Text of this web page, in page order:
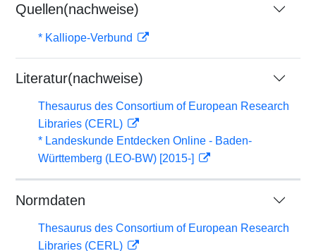
Quellen(nachweise)
* Kalliope-Verbund
Literatur(nachweise)
Thesaurus des Consortium of European Research
Libraries (CERL)
* Landeskunde Entdecken Online - Baden-
Württemberg (LEO-BW) [2015-]
Normdaten
Thesaurus des Consortium of European Research
Libraries (CERL)